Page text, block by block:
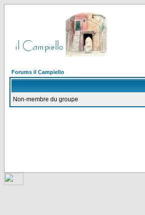
Forums il Campiello
Non-membre du groupe